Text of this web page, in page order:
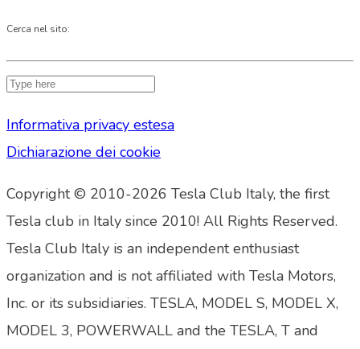
Cerca nel sito:
Informativa privacy estesa
Dichiarazione dei cookie
Copyright © 2010-2026 Tesla Club Italy, the first
Tesla club in Italy since 2010! All Rights Reserved.
Tesla Club Italy is an independent enthusiast
organization and is not affiliated with Tesla Motors,
Inc. or its subsidiaries. TESLA, MODEL S, MODEL X,
MODEL 3, POWERWALL and the TESLA, T and